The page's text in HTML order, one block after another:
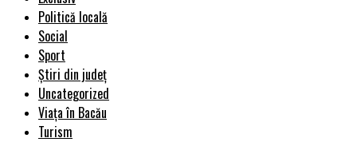
Politică locală
Social
Sport
Știri din județ
Uncategorized
Viața în Bacău
Turism